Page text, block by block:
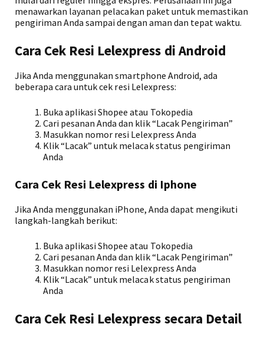
menawarkan layanan pelacakan paket untuk memastikan
pengiriman Anda sampai dengan aman dan tepat waktu.
Cara Cek Resi Lelexpress di Android
Jika Anda menggunakan smartphone Android, ada
beberapa cara untuk cek resi Lelexpress:
Buka aplikasi Shopee atau Tokopedia
Cari pesanan Anda dan klik “Lacak Pengiriman”
Masukkan nomor resi Lelexpress Anda
Klik “Lacak” untuk melacak status pengiriman
Anda
Cara Cek Resi Lelexpress di Iphone
Jika Anda menggunakan iPhone, Anda dapat mengikuti
langkah-langkah berikut:
Buka aplikasi Shopee atau Tokopedia
Cari pesanan Anda dan klik “Lacak Pengiriman”
Masukkan nomor resi Lelexpress Anda
Klik “Lacak” untuk melacak status pengiriman
Anda
Cara Cek Resi Lelexpress secara Detail